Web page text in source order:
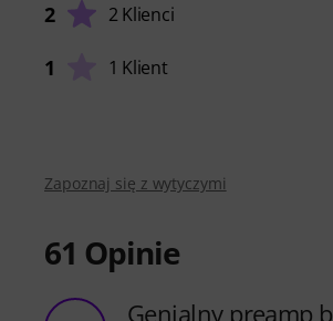
2 2 Klienci
1 1 Klient
Zapoznaj się z wytyczymi
61 Opinie
Genialny preamp